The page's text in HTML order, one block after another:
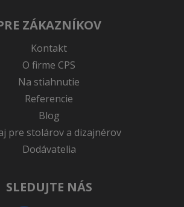
ZÁKAZNÍKOV
Kontakt
O firme CPS
Na stiahnutie
Referencie
Blog
pre stolárov a dizajnérov
Dodávatelia
SLEDUJTE NÁS